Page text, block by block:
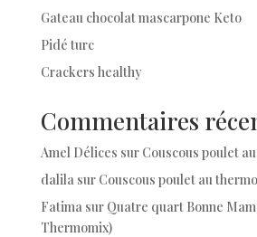
Gateau chocolat mascarpone Keto
Pidé turc
Crackers healthy
Commentaires
Amel Délices sur Couscous poulet
dalila sur Couscous poulet au
Fatima sur Quatre quart Bonne
Thermomix)